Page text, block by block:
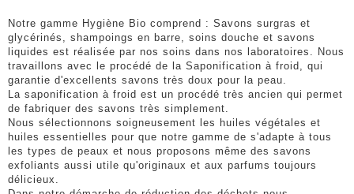
Notre gamme Hygiène Bio comprend : Savons surgras et
glycérinés, shampoings en barre, soins douche et savons
liquides est réalisée par nos soins dans nos laboratoires. Nous
travaillons avec le procédé de la Saponification à froid, qui
garantie d'excellents savons très doux pour la peau.
La saponification à froid est un procédé très ancien qui permet
de fabriquer des savons très simplement.
Nous sélectionnons soigneusement les huiles végétales et
huiles essentielles pour que notre gamme de s'adapte à tous
les types de peaux et nous proposons même des savons
exfoliants aussi utile qu'originaux et aux parfums toujours
délicieux.